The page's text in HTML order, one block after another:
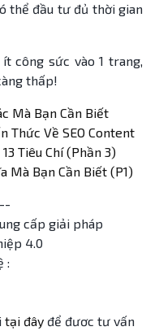
thể đầu tư đủ thời gian
công sức vào 1 trang,
thấp!
Mà Bạn Cần Biết
Thức Về SEO Content
Tiêu Chí (Phần 3)
Mà Bạn Cần Biết (P1)
cấp giải pháp
4.0
:
tại đây để đươc tư vấn